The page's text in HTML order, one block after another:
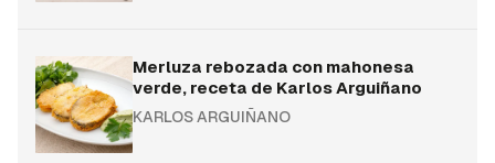
Merluza rebozada con mahonesa
verde, receta de Karlos Arguiñano
KARLOS ARGUIÑANO